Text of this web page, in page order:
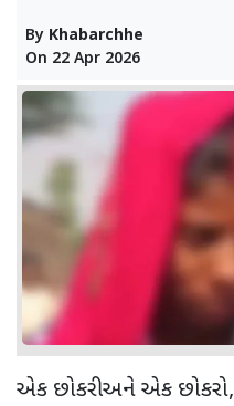
By Khabarchhe
On 22 Apr 2026
એક છોકરી અને એક છોકરો,